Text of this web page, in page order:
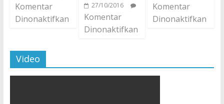
Komentar
Dinonaktifkan
27/10/2016
Komentar
Dinonaktifkan
Komentar
Dinonaktifkan
Video